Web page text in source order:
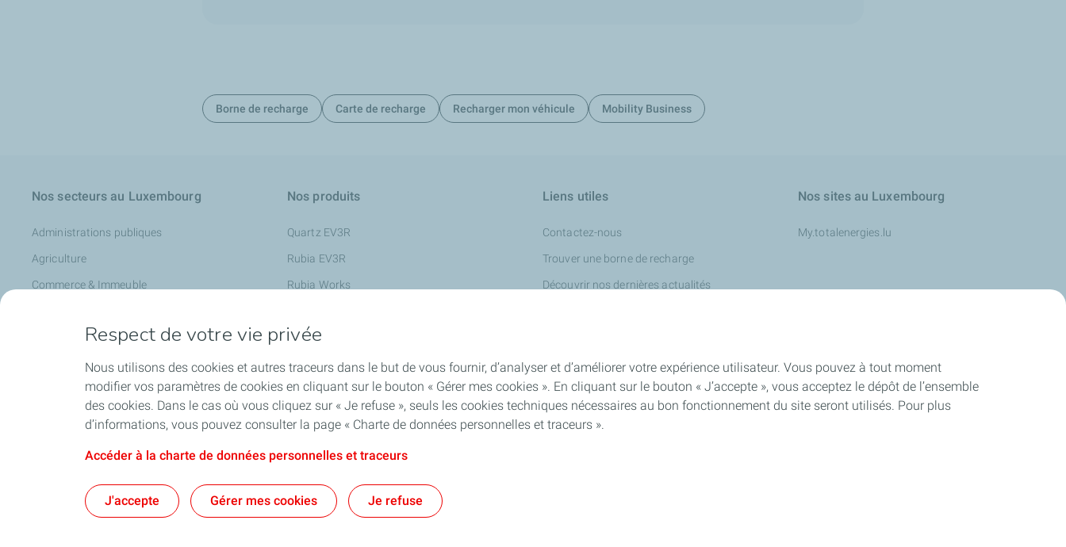
Borne de recharge Carte de recharge Recharger mon véhicule Mobility Business
Nos secteurs au Luxembourg
Administrations publiques
Agriculture
Commerce & Immeuble
Transports
Travaux publics
Nos produits
Quartz EV3R
Rubia EV3R
Rubia Works
Lubrifiants pour l'industrie chimique
Charge + Business
Liens utiles
Contactez-nous
Trouver une borne de recharge
Découvrir nos dernières actualités
Nos sites au Luxembourg
My.totalenergies.lu
Accessibilité : partiellement conforme
Respect de votre vie privée
Nous utilisons des cookies et autres traceurs dans le but de vous fournir, d’analyser et d’améliorer votre expérience utilisateur. Vous pouvez à tout moment
modifier vos paramètres de cookies en cliquant sur le bouton « Gérer mes cookies ». En cliquant sur le bouton « J’accepte », vous acceptez le dépôt de l’ensemble
des cookies. Dans le cas où vous cliquez sur « Je refuse », seuls les cookies techniques nécessaires au bon fonctionnement du site seront utilisés. Pour plus
d’informations, vous pouvez consulter la page « Charte de données personnelles et traceurs ».
Accéder à la charte de données personnelles et traceurs
J'accepte Gérer mes cookies Je refuse